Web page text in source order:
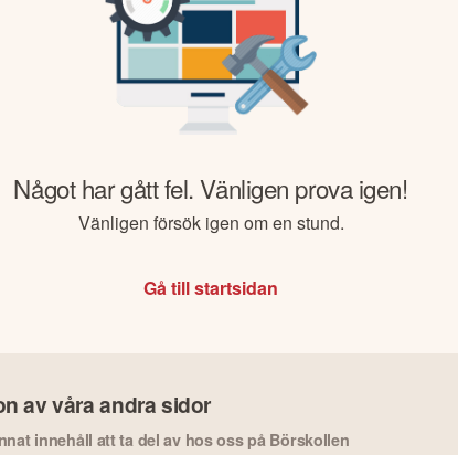
Något har gått fel. Vänligen prova igen!
Vänligen försök igen om en stund.
Gå till startsidan
av våra andra sidor
innehåll att ta del av hos oss på Börskollen